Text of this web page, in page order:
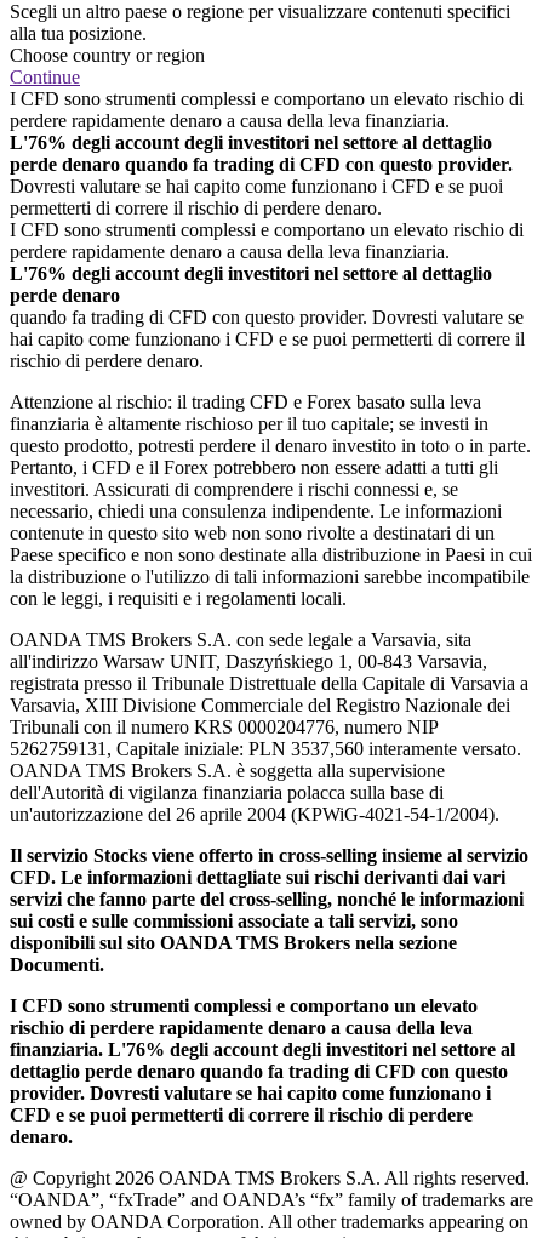
Scegli un altro paese o regione per visualizzare contenuti specifici
alla tua posizione.
Choose country or region
Continue
I CFD sono strumenti complessi e comportano un elevato rischio di
perdere rapidamente denaro a causa della leva finanziaria.
L'76% degli account degli investitori nel settore al dettaglio
perde denaro quando fa trading di CFD con questo provider.
Dovresti valutare se hai capito come funzionano i CFD e se puoi
permetterti di correre il rischio di perdere denaro.
I CFD sono strumenti complessi e comportano un elevato rischio di
perdere rapidamente denaro a causa della leva finanziaria.
L'76% degli account degli investitori nel settore al dettaglio
perde denaro
quando fa trading di CFD con questo provider. Dovresti valutare se
hai capito come funzionano i CFD e se puoi permetterti di correre il
rischio di perdere denaro.
Attenzione al rischio: il trading CFD e Forex basato sulla leva
finanziaria è altamente rischioso per il tuo capitale; se investi in
questo prodotto, potresti perdere il denaro investito in toto o in parte.
Pertanto, i CFD e il Forex potrebbero non essere adatti a tutti gli
investitori. Assicurati di comprendere i rischi connessi e, se
necessario, chiedi una consulenza indipendente. Le informazioni
contenute in questo sito web non sono rivolte a destinatari di un
Paese specifico e non sono destinate alla distribuzione in Paesi in cui
la distribuzione o l'utilizzo di tali informazioni sarebbe incompatibile
con le leggi, i requisiti e i regolamenti locali.
OANDA TMS Brokers S.A. con sede legale a Varsavia, sita
all'indirizzo Warsaw UNIT, Daszyńskiego 1, 00-843 Varsavia,
registrata presso il Tribunale Distrettuale della Capitale di Varsavia a
Varsavia, XIII Divisione Commerciale del Registro Nazionale dei
Tribunali con il numero KRS 0000204776, numero NIP
5262759131, Capitale iniziale: PLN 3537,560 interamente versato.
OANDA TMS Brokers S.A. è soggetta alla supervisione
dell'Autorità di vigilanza finanziaria polacca sulla base di
un'autorizzazione del 26 aprile 2004 (KPWiG-4021-54-1/2004).
Il servizio Stocks viene offerto in cross-selling insieme al servizio
CFD. Le informazioni dettagliate sui rischi derivanti dai vari
servizi che fanno parte del cross-selling, nonché le informazioni
sui costi e sulle commissioni associate a tali servizi, sono
disponibili sul sito OANDA TMS Brokers nella sezione
Documenti.
I CFD sono strumenti complessi e comportano un elevato
rischio di perdere rapidamente denaro a causa della leva
finanziaria. L'76% degli account degli investitori nel settore al
dettaglio perde denaro quando fa trading di CFD con questo
provider. Dovresti valutare se hai capito come funzionano i
CFD e se puoi permetterti di correre il rischio di perdere
denaro.
@ Copyright 2026 OANDA TMS Brokers S.A. All rights reserved.
“OANDA”, “fxTrade” and OANDA’s “fx” family of trademarks are
owned by OANDA Corporation. All other trademarks appearing on